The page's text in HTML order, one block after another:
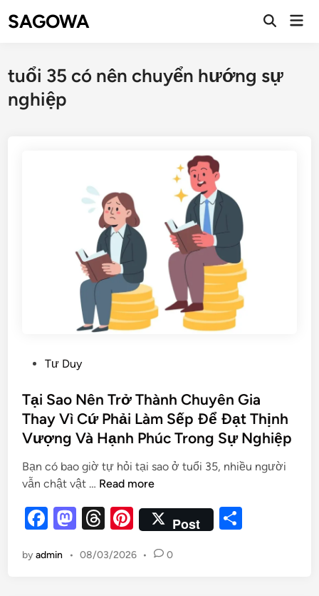
SAGOWA
tuổi 35 có nên chuyển hướng sự
nghiệp
Tư Duy
Tại Sao Nên Trở Thành Chuyên Gia
Thay Vì Cứ Phải Làm Sếp Để Đạt Thịnh
Vượng Và Hạnh Phúc Trong Sự Nghiệp
Bạn có bao giờ tự hỏi tại sao ở tuổi 35, nhiều người
vẫn chật vật … Read more
F
c
M
to
T
e
Pi
er
Post
byadmin • 08/03/2026 • 0